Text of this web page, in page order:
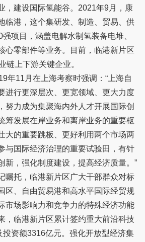
，建设国际氢能谷。2021年9月，康
临港，这个集研发、制造、贸易、供
项目，涵盖电解水制氢装备电堆、
心零部件等业务。目前，临港新片区
链上下游关键企业。
年11月在上海考察时强调：“上海自
进行更深层次、更宽领域、更大力度
努力成为集聚海内外人才开展国际创
筹发展在岸业务和离岸业务的重要枢
大的重要跳板、更好利用两个市场两
与国际经济治理的重要试验田，有针
新，强化制度建设，提高经济质量。”
嘱托，临港新片区广大干部群众对标
区、自由贸易港和高水平国际经贸规
市场影响力和竞争力的特殊经济功能
，临港新片区累计签约重大前沿科技
投资额3316亿元。强化开放型经济集